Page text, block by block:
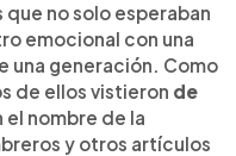
no solo esperaban
emocional con una
una generación. Como
de ellos vistieron de
nombre de la
y otros artículos